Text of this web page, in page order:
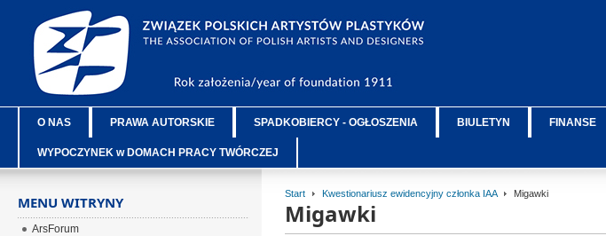
O NAS PRAWA AUTORSKIE SPADKOBIERCY - OGŁOSZENIA BIULETYN FINANSE
WYPOCZYNEK w DOMACH PRACY TWÓRCZEJ
Start Kwestionariusz ewidencyjny członka IAA Migawki
Migawki
MENU WITRYNY
ArsForum